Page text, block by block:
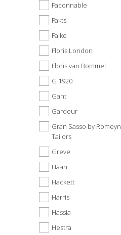
Faconnable
Fakts
Falke
Floris London
Floris van Bommel
G 1920
Gant
Gardeur
Gran Sasso by Romeyn
Tailors
Greve
Haan
Hackett
Harris
Hassia
Hestra